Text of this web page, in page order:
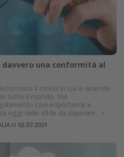
una conformità al
il modo in cui le aziende
tutto il mondo, ma
così importante e
oggi delle sfide da superare. »
// 02.07.2021